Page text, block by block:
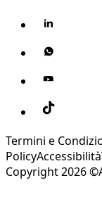
Termini e
PolicyAccessibilità
Copyright 2026